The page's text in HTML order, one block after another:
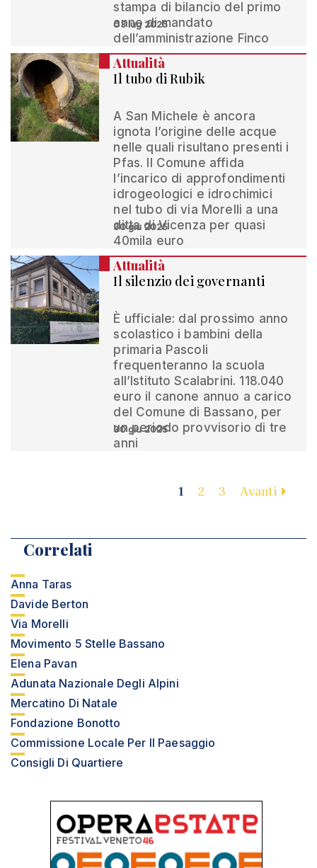
stampa di bilancio del primo
anno di mandato
dell’amministrazione Finco
03 lug 2025
Attualità
Il tubo di Rubik
A San Michele è ancora
ignota l’origine delle acque
nelle quali risultano presenti i
Pfas. Il Comune affida
l’incarico di approfondimenti
idrogeologici e idrochimici
nel tubo di via Morelli a una
ditta di Vicenza per quasi
40mila euro
30 giu 2025
Attualità
Il silenzio dei governanti
È ufficiale: dal prossimo anno
scolastico i bambini della
primaria Pascoli
frequenteranno la scuola
all’Istituto Scalabrini. 118.040
euro il canone annuo a carico
del Comune di Bassano, per
un periodo provvisorio di tre
anni
30 giu 2025
1 2 3 Avanti
Correlati
Anna Taras
Davide Berton
Via Morelli
Movimento 5 Stelle Bassano
Elena Pavan
Adunata Nazionale Degli Alpini
Mercatino Di Natale
Fondazione Bonotto
Commissione Locale Per Il Paesaggio
Consigli Di Quartiere